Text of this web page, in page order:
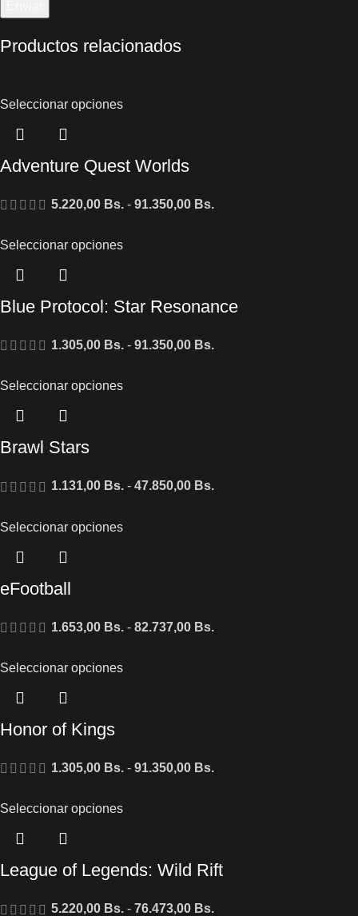
Productos relacionados
Seleccionar opciones
Adventure Quest Worlds
5.220,00 Bs. - 91.350,00 Bs.
Seleccionar opciones
Blue Protocol: Star Resonance
1.305,00 Bs. - 91.350,00 Bs.
Seleccionar opciones
Brawl Stars
1.131,00 Bs. - 47.850,00 Bs.
Seleccionar opciones
eFootball
1.653,00 Bs. - 82.737,00 Bs.
Seleccionar opciones
Honor of Kings
1.305,00 Bs. - 91.350,00 Bs.
Seleccionar opciones
League of Legends: Wild Rift
5.220,00 Bs. - 76.473,00 Bs.